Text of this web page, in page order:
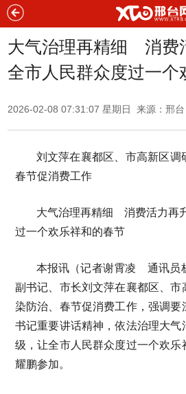
大气治理再精细 消费
全市人民群众度过一个
2026-02-08 07:31:07 星期日 来源：邢台
刘文萍在襄都区、市高新区调
春节促消费工作
大气治理再精细 消费活力再
过一个欢乐祥和的春节
本报讯（记者谢霄凌 通讯员
副书记、市长刘文萍在襄都区、市
染防治、春节促消费工作，强调要
书记重要讲话精神，依法治理大气
级，让全市人民群众度过一个欢乐
耀鹏参加。